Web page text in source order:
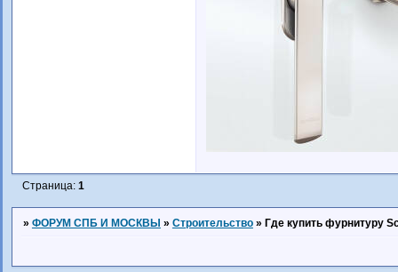
Страница: 1
» ФОРУМ СПБ И МОСКВЫ » Строительство » Где купить фурнитуру